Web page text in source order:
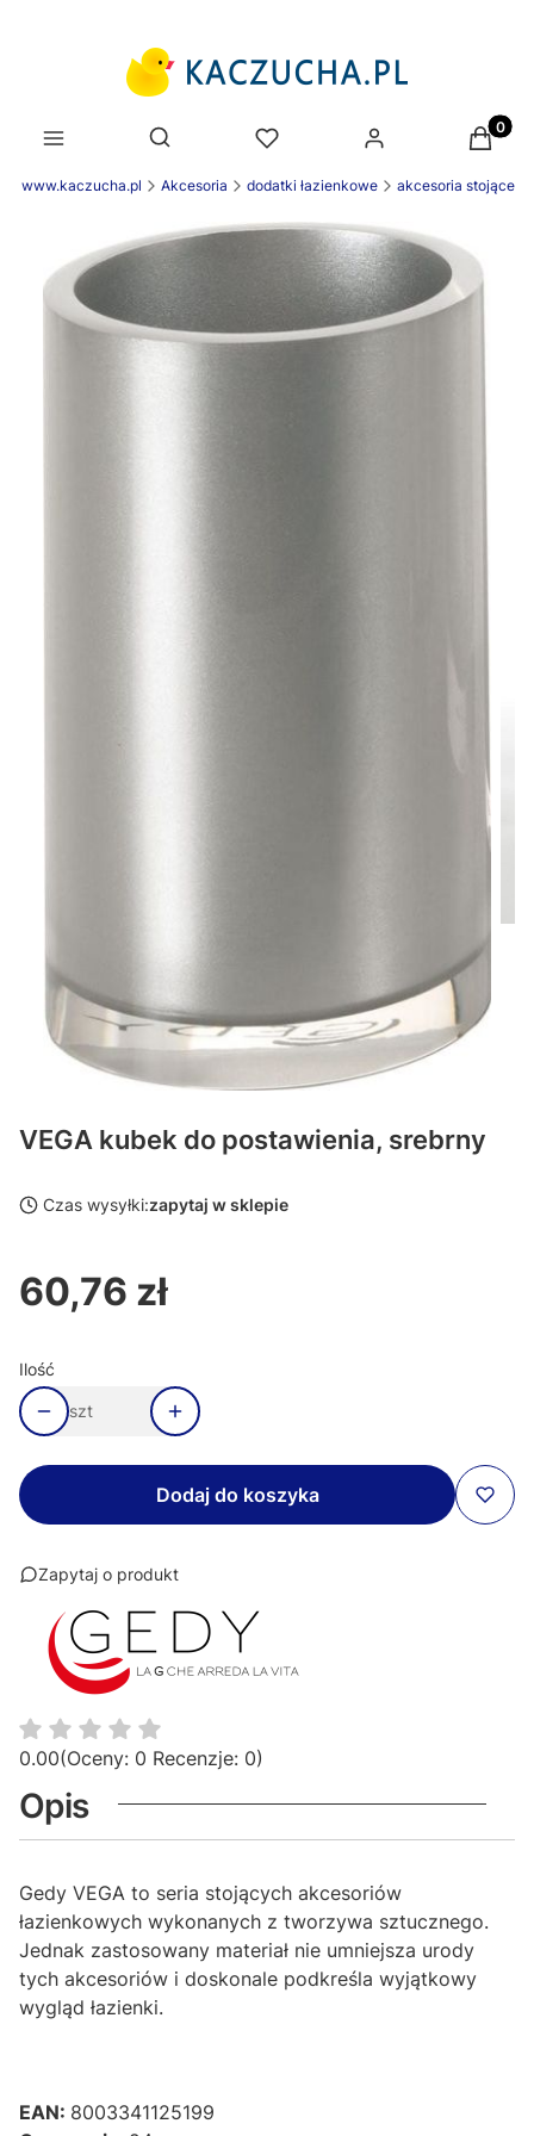
Otwórz wyszukiwarkę
www.kaczucha.pl Akcesoria dodatki łazienkowe akcesoria stojące
VEGA kubek do postawienia, srebrny
Czas wysyłki:zapytaj w sklepie
Cena
60,76 zł
Ilość
szt
Dodaj do koszyka
Zapytaj o produkt
0.00(Oceny: 0 Recenzje: 0)
Opis
Gedy VEGA to seria stojących akcesoriów
łazienkowych wykonanych z tworzywa sztucznego.
Jednak zastosowany materiał nie umniejsza urody
tych akcesoriów i doskonale podkreśla wyjątkowy
wygląd łazienki.
EAN: 8003341125199